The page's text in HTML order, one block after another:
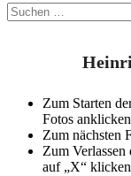
Suchen
nach:
Zum Starten
Fotos anklicken
Zum nächsten
Zum
auf „X“ klicken